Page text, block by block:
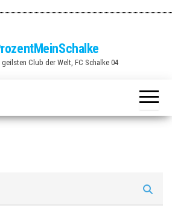
Club der Welt, FC Schalke 04